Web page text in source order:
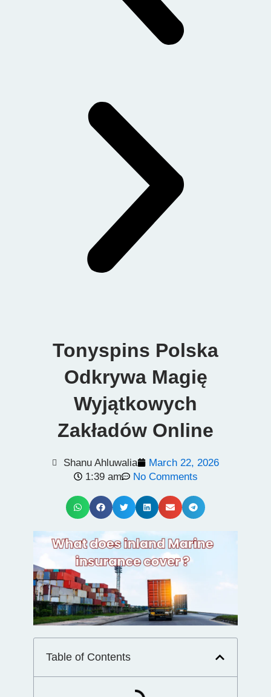
Tonyspins Polska
Odkrywa Magię
Wyjątkowych
Zakładów Online
Shanu Ahluwalia
March 22, 2026
1:39 am
No Comments
Table of Contents